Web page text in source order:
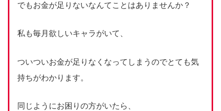
でもお金が足りないなんてことはありませんか？
私も毎月欲しいキャラがいて、
ついついお金が足りなくなってしまうのでとても気
持ちがわかります。
同じようにお困りの方がいたら、